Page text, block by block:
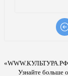
«WWW.КУЛЬТУРА.РФ
Узнайте больше